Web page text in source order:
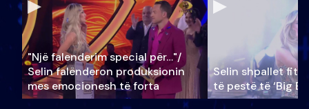
"Një falenderim special për…"/
Selin falënderon produksionin
mes emocionesh të forta
Selin shpallet
të pestë të ‘Big